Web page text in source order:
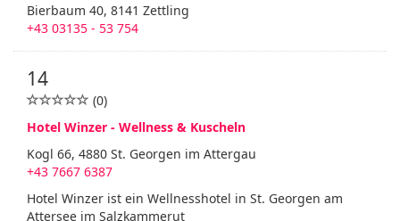
Bierbaum 40, 8141 Zettling
+43 03135 - 53 754
14
(0)
Hotel Winzer - Wellness & Kuscheln
Kogl 66, 4880 St. Georgen im Attergau
+43 7667 6387
Hotel Winzer ist ein Wellnesshotel in St. Georgen am
Attersee im Salzkammerut